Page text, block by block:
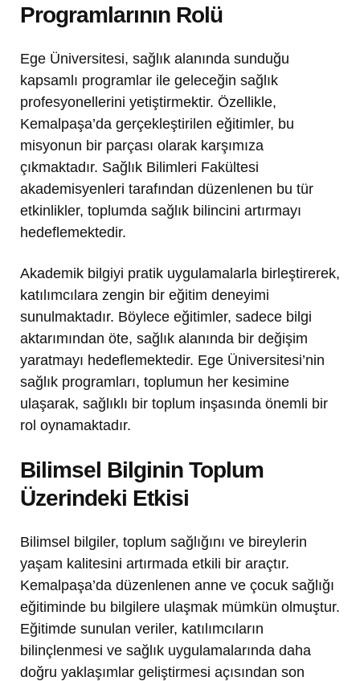
Programlarının Rolü
Ege Üniversitesi, sağlık alanında sunduğu
kapsamlı programlar ile geleceğin sağlık
profesyonellerini yetiştirmektir. Özellikle,
Kemalpaşa’da gerçekleştirilen eğitimler, bu
misyonun bir parçası olarak karşımıza
çıkmaktadır. Sağlık Bilimleri Fakültesi
akademisyenleri tarafından düzenlenen bu tür
etkinlikler, toplumda sağlık bilincini artırmayı
hedeflemektedir.
Akademik bilgiyi pratik uygulamalarla birleştirerek,
katılımcılara zengin bir eğitim deneyimi
sunulmaktadır. Böylece eğitimler, sadece bilgi
aktarımından öte, sağlık alanında bir değişim
yaratmayı hedeflemektedir. Ege Üniversitesi’nin
sağlık programları, toplumun her kesimine
ulaşarak, sağlıklı bir toplum inşasında önemli bir
rol oynamaktadır.
Bilimsel Bilginin Toplum
Üzerindeki Etkisi
Bilimsel bilgiler, toplum sağlığını ve bireylerin
yaşam kalitesini artırmada etkili bir araçtır.
Kemalpaşa’da düzenlenen anne ve çocuk sağlığı
eğitiminde bu bilgilere ulaşmak mümkün olmuştur.
Eğitimde sunulan veriler, katılımcıların
bilinçlenmesi ve sağlık uygulamalarında daha
doğru yaklaşımlar geliştirmesi açısından son